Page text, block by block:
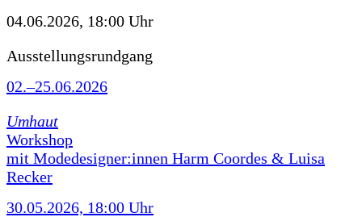
04.06.2026, 18:00 Uhr
Ausstellungsrundgang
02.–25.06.2026
Umhaut
Workshop
mit Modedesigner:innen Harm Coordes & Luisa
Recker
30.05.2026, 18:00 Uhr